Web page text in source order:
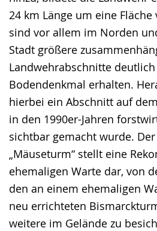
24 km Länge um eine Fläche
sind vor allem im Norden
Stadt größere
Landwehrabschnitte
Bodendenkmal erhalten.
hierbei ein Abschnitt auf
in den 1990er-Jahren
sichtbar gemacht wurde.
„Mäuseturm“ stellt eine
ehemaligen Warte dar, von
den an einem ehemaligen
neu errichteten
weitere im Gelände zu